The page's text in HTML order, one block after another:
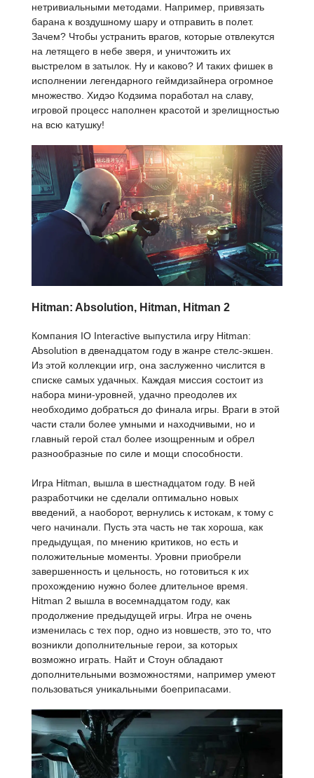
нетривиальными методами. Например, привязать
барана к воздушному шару и отправить в полет.
Зачем? Чтобы устранить врагов, которые отвлекутся
на летящего в небе зверя, и уничтожить их
выстрелом в затылок. Ну и каково? И таких фишек в
исполнении легендарного геймдизайнера огромное
множество. Хидэо Кодзима поработал на славу,
игровой процесс наполнен красотой и зрелищностью
на всю катушку!
Hitman: Absolution, Hitman, Hitman 2
Компания IO Interactive выпустила игру Hitman:
Absolution в двенадцатом году в жанре стелс-экшен.
Из этой коллекции игр, она заслуженно числится в
списке самых удачных. Каждая миссия состоит из
набора мини-уровней, удачно преодолев их
необходимо добраться до финала игры. Враги в этой
части стали более умными и находчивыми, но и
главный герой стал более изощренным и обрел
разнообразные по силе и мощи способности.
Игра Hitman, вышла в шестнадцатом году. В ней
разработчики не сделали оптимально новых
введений, а наоборот, вернулись к истокам, к тому с
чего начинали. Пусть эта часть не так хороша, как
предыдущая, по мнению критиков, но есть и
положительные моменты. Уровни приобрели
завершенность и цельность, но готовиться к их
прохождению нужно более длительное время.
Hitman 2 вышла в восемнадцатом году, как
продолжение предыдущей игры. Игра не очень
изменилась с тех пор, одно из новшеств, это то, что
возникли дополнительные герои, за которых
возможно играть. Найт и Стоун обладают
дополнительными возможностями, например умеют
пользоваться уникальными боеприпасами.